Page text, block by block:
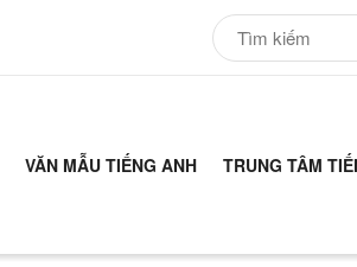
VĂN MẪU TIẾNG ANH TRUNG TÂM